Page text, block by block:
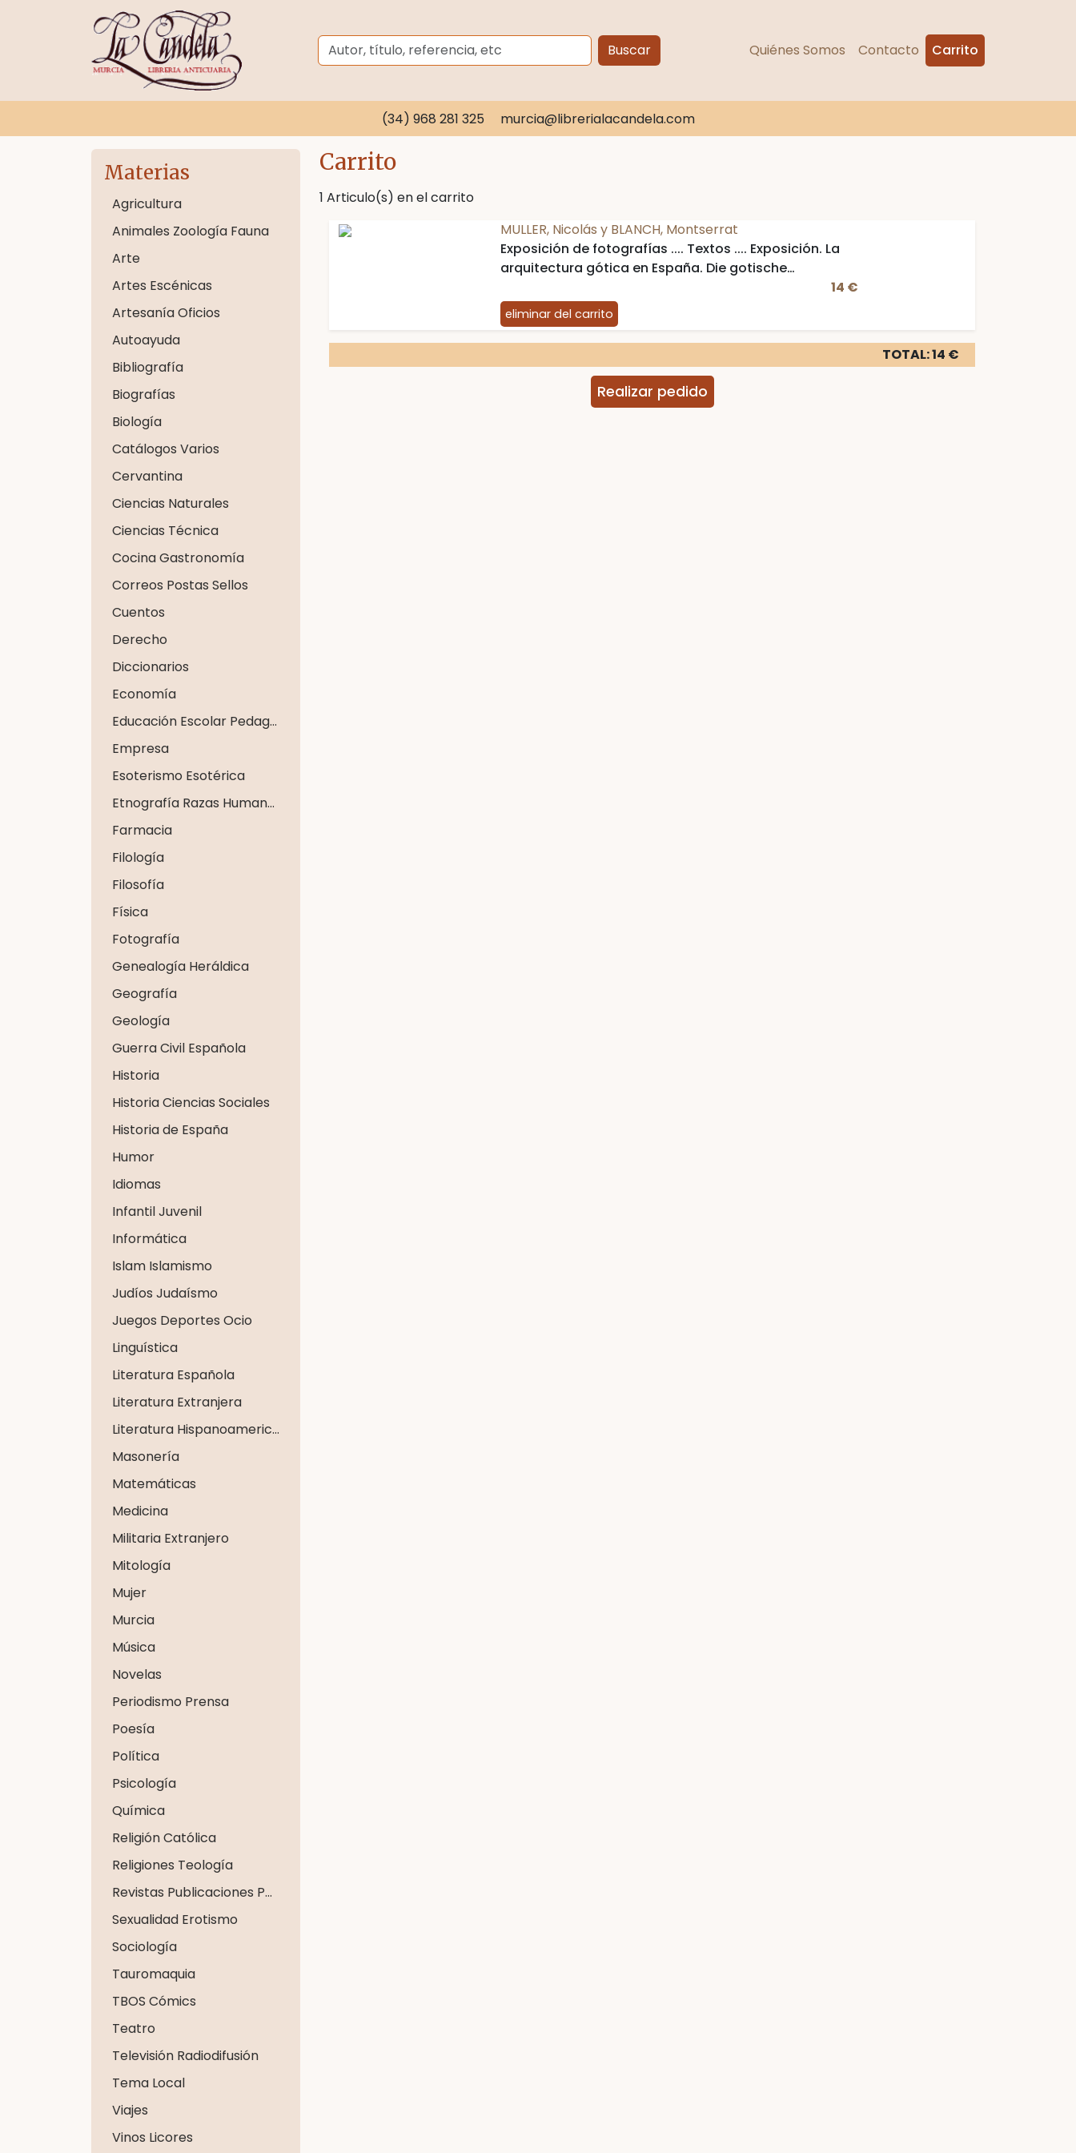
Buscar Quiénes Somos Contacto Carrito
(34) 968 281 325 murcia@librerialacandela.com
Materias
Agricultura
Animales Zoología Fauna
Arte
Artes Escénicas
Artesanía Oficios
Autoayuda
Bibliografía
Biografías
Biología
Catálogos Varios
Cervantina
Ciencias Naturales
Ciencias Técnica
Cocina Gastronomía
Correos Postas Sellos
Cuentos
Derecho
Diccionarios
Economía
Educación Escolar Pedagogía
Empresa
Esoterismo Esotérica
Etnografía Razas Humanas
Farmacia
Filología
Filosofía
Física
Fotografía
Genealogía Heráldica
Geografía
Geología
Guerra Civil Española
Historia
Historia Ciencias Sociales
Historia de España
Humor
Idiomas
Infantil Juvenil
Informática
Islam Islamismo
Judíos Judaísmo
Juegos Deportes Ocio
Linguística
Literatura Española
Literatura Extranjera
Literatura Hispanoamericana
Masonería
Matemáticas
Medicina
Militaria Extranjero
Mitología
Mujer
Murcia
Música
Novelas
Periodismo Prensa
Poesía
Política
Psicología
Química
Religión Católica
Religiones Teología
Revistas Publicaciones Periódicas
Sexualidad Erotismo
Sociología
Tauromaquia
TBOS Cómics
Teatro
Televisión Radiodifusión
Tema Local
Viajes
Vinos Licores
Carrito
1 Articulo(s) en el carrito
MULLER, Nicolás y BLANCH, Montserrat
Exposición de fotografías .... Textos .... Exposición. La
arquitectura gótica en España. Die gotische
14 €
eliminar del carrito
TOTAL: 14 €
Realizar pedido